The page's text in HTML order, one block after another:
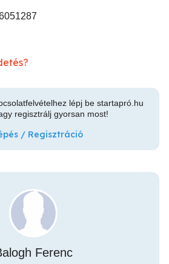
lépj be startapró.hu
regisztrálj gyorsan most!
/ Regisztráció
Ferenc